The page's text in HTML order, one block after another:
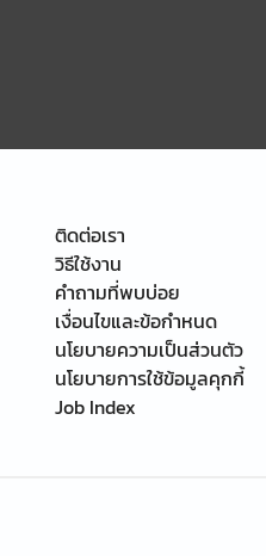
ติดต่อเรา
วิธีใช้งาน
คำถามที่พบบ่อย
เงื่อนไขและข้อกำหนด
นโยบายความเป็นส่วนตัว
นโยบายการใช้ข้อมูลคุกกี้
Job Index